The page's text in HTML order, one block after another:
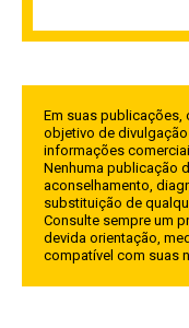
Em suas publicações,
objetivo de
informações
Nenhuma publicação
aconselhamento,
substituição de
Consulte sempre um
devida orientação,
compatível com suas